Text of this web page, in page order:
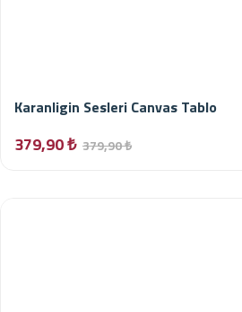
Karanligin Sesleri Canvas Tablo
379,90 ₺ 379,90 ₺